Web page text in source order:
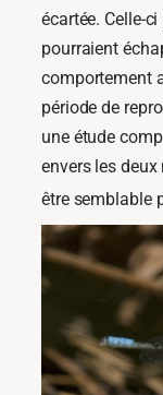
écartée. Celle-
pourraient
comportement
période de
une étude
envers les deux
être semblable